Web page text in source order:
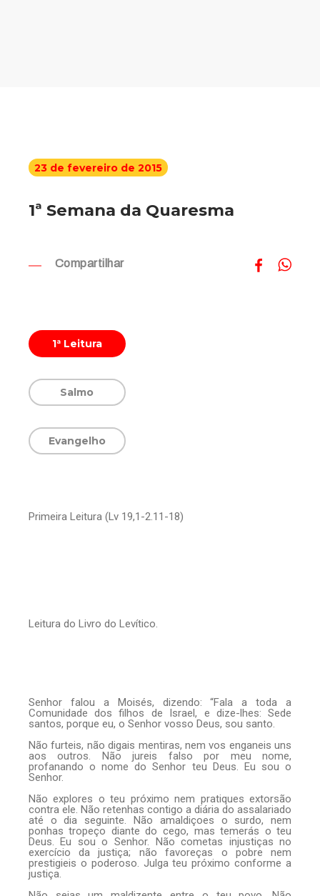
23 de fevereiro de 2015
1ª Semana da Quaresma
Compartilhar
1ª Leitura
Salmo
Evangelho
Primeira Leitura (Lv 19,1-2.11-18)
Leitura do Livro do Levítico.
Senhor falou a Moisés, dizendo: “Fala a toda a
Comunidade dos filhos de Israel, e dize-lhes: Sede
santos, porque eu, o Senhor vosso Deus, sou santo.
Não furteis, não digais mentiras, nem vos enganeis uns
aos outros. Não jureis falso por meu nome,
profanando o nome do Senhor teu Deus. Eu sou o
Senhor.
Não explores o teu próximo nem pratiques extorsão
contra ele. Não retenhas contigo a diária do assalariado
até o dia seguinte. Não amaldiçoes o surdo, nem
ponhas tropeço diante do cego, mas temerás o teu
Deus. Eu sou o Senhor. Não cometas injustiças no
exercício da justiça; não favoreças o pobre nem
prestigieis o poderoso. Julga teu próximo conforme a
justiça.